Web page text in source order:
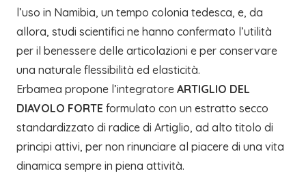
l’uso in Namibia, un tempo colonia tedesca, e, da
allora, studi scientifici ne hanno confermato l’utilità
per il benessere delle articolazioni e per conservare
una naturale flessibilità ed elasticità.
Erbamea propone l’integratore ARTIGLIO DEL
DIAVOLO FORTE formulato con un estratto secco
standardizzato di radice di Artiglio, ad alto titolo di
principi attivi, per non rinunciare al piacere di una vita
dinamica sempre in piena attività.